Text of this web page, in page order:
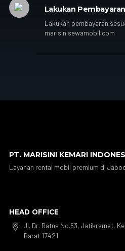
Lakukan Pembayaran
Lakukan pembayaran
marisinisewamobil.com
PT. MARISINI KEMARI
Layanan rental mobil premium di
HEAD OFFICE

Jl. Dr. Ratna No.53, Jatikramat,
Barat 17421